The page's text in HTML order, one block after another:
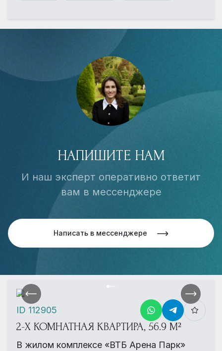
НАПИШИТЕ НАМ
И наш эксперт оперативно ответит
вам в мессенджере
Написать в мессенджере
2-Х КОМНАТНАЯ КВАРТИРА, 56.9 М²
В жилом комплексе «ВТБ Арена Парк»
ID 112905